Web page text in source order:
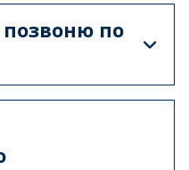
позвоню по